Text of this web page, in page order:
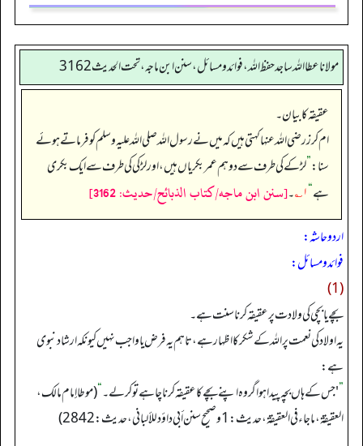
مولانا عطا الله ساجد حفظ الله، فوائد و مسائل، سنن ابن ماجه، تحت الحديث3162
عقیقہ کا بیان۔
ام کرز رضی اللہ عنہا کہتی ہیں کہ میں نے رسول اللہ صلی اللہ علیہ وسلم کو فرماتے ہوئے
سنا:”لڑکے کی طرف سے دو ہم عمر بکریاں ہیں، اور لڑکی کی طرف سے ایک بکری
ہے“۱؎ ۔[سنن ابن ماجه/كتاب الذبائح/حدیث: 3162]
اردو حاشہ:
فوائد و مسائل:
(1)
بچے یا بچی کی ولادت پر عقیقہ کرنا سنت ہے۔
یہ اولاد کی نعمت پر اللہ کے شکر کا اظہار ہے، تاہم یہ فرض یا واجب نہیں کیونکہ ارشاد نبوی
ہے:
”'جس کے ہاں بچہ پیدا ہواگروہ اپنے بچے کا عقیقہ کرناچاہے تو کرلے۔“(موطا إمام مالك،
العقيقة، ماجاء في العقيقة، حديث: 1 وصحيح سنن أبي داؤد للألباني، حديث: 2842)